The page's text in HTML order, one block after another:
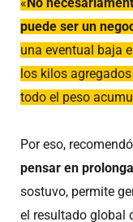
puede ser un
una eventual baja
los kilos
todo el peso
Por eso, recomendó
pensar en
sostuvo, permite
el resultado global